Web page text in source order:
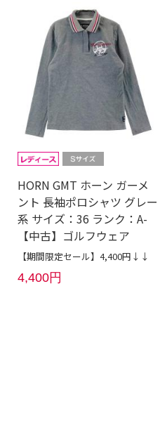
HORN GMT ホーン ガーメ
ント 長袖ポロシャツ グレー
系 サイズ：36 ランク：A-
【中古】ゴルフウェア
【期間限定セール】4,400円↓↓
4,400円